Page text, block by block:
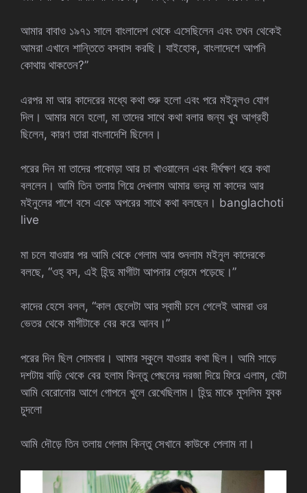
আমার বাবাও ১৯৭১ সালে বাংলাদেশ থেকে এসেছিলেন এবং তখন থেকেই
আমরা এখানে শান্তিতে বসবাস করছি। যাইহোক, বাংলাদেশে আপনি
কোথায় থাকতেন?”
এরপর মা আর কাদেরের মধ্যে কথা শুরু হলো এবং পরে মইনুলও যোগ
দিল। আমার মনে হলো, মা তাদের সাথে কথা বলার জন্য খুব আগ্রহী
ছিলেন, কারণ তারা বাংলাদেশি ছিলেন।
পরের দিন মা তাদের পাকোড়া আর চা খাওয়ালেন এবং দীর্ঘক্ষণ ধরে কথা
বললেন। আমি তিন তলায় গিয়ে দেখলাম আমার ভদ্র মা কাদের আর
মইনুলের পাশে বসে একে অপরের সাথে কথা বলছেন। banglachoti
live
মা চলে যাওয়ার পর আমি থেকে গেলাম আর শুনলাম মইনুল কাদেরকে
বলছে, “ওহ্ বস, এই হিন্দু মাগীটা আপনার প্রেমে পড়েছে।”
কাদের হেসে বলল, “কাল ছেলেটা আর স্বামী চলে গেলেই আমরা ওর
ভেতর থেকে মাগীটাকে বের করে আনব।”
পরের দিন ছিল সোমবার। আমার স্কুলে যাওয়ার কথা ছিল। আমি সাড়ে
দশটায় বাড়ি থেকে বের হলাম কিন্তু পেছনের দরজা দিয়ে ফিরে এলাম, যেটা
আমি বেরোনোর ​​আগে গোপনে খুলে রেখেছিলাম। হিন্দু মাকে মুসলিম যুবক
চুদলো
আমি দৌড়ে তিন তলায় গেলাম কিন্তু সেখানে কাউকে পেলাম না।